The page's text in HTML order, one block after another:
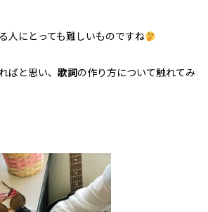
人にとっても難しいものですね
ばと思い、 歌詞の作り方について触れてみ